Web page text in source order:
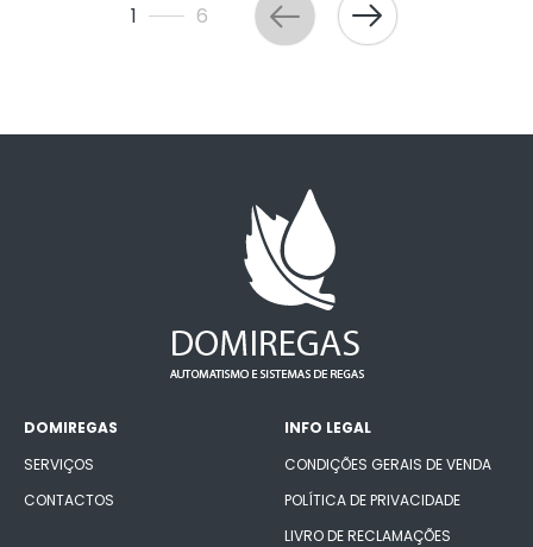
1 6
DOMIREGAS
SERVIÇOS
CONTACTOS
INFO LEGAL
CONDIÇÕES GERAIS DE VENDA
POLÍTICA DE PRIVACIDADE
LIVRO DE RECLAMAÇÕES